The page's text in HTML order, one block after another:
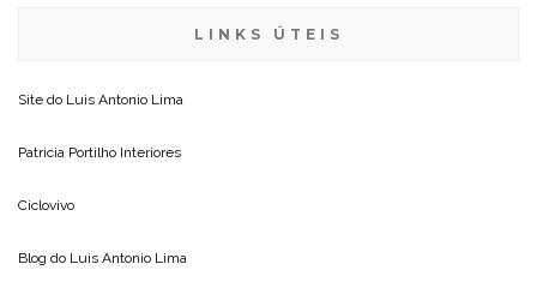
LINKS ÚTEIS
Site do Luis Antonio Lima
Patricia Portilho Interiores
Ciclovivo
Blog do Luis Antonio Lima